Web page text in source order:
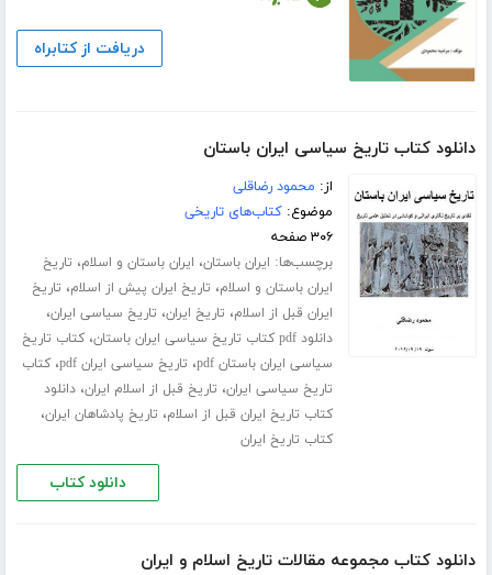
دریافت از کتابراه
دانلود کتاب تاریخ سیاسی ایران باستان
از: محمود رضاقلی
موضوع:کتاب‌های تاریخی
۳۰۶ صفحه
برچسب‌ها: ایران باستان، ایران باستان و اسلام، تاریخ
ایران باستان و اسلام، تاریخ ایران پیش از اسلام، تاریخ
ایران قبل از اسلام، تاریخ ایران، تاریخ سیاسی ایران،
دانلود pdf کتاب تاریخ سیاسی ایران باستان ،کتاب تاریخ
سیاسی ایران باستان pdf
، تاریخ سیاسی ایران pdf ،کتاب
تاریخ سیاسی ایران، تاریخ قبل از اسلام ایران،دانلود
کتاب تاریخ ایران قبل از اسلام، تاریخ پادشاهان ایران،
کتاب تاریخ ایران
دانلود کتاب
دانلود کتاب مجموعه مقالات تاریخ اسلام و ایران